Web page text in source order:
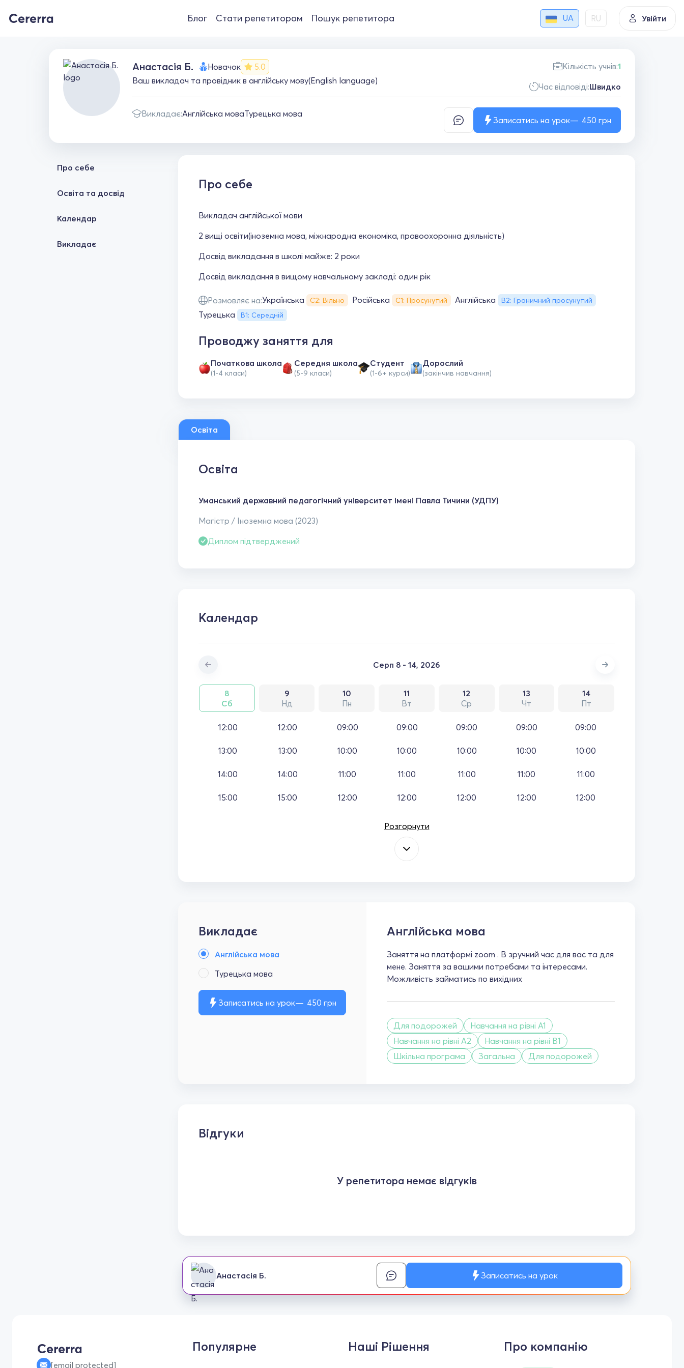
Блог Стати репетитором Пошук репетитора UA RU Увійти
Анастасія Б. Новачок
5.0
Ваш викладач та провідник в англійську мову(English language)
Викладає:Англійська моваТурецька мова
Кількість учнів:1
Час відповіді:Швидко
Записатись на урок 450 грн
Про себе
Освіта та досвід
Календар
Викладає
Про себе
Викладач англійської мови
2 вищі освіти(іноземна мова, міжнародна економіка, правоохоронна діяльність)
Досвід викладання в школі майже: 2 роки
Досвід викладання в вищому навчальному закладі: один рік
Розмовляє на:Українська С2: Вільно Російська С1: Просунутий Англійська B2: Граничний просунутий
Турецька В1: Середній
Проводжу заняття для
Початкова школа
(1-4 класи)
Середня школа
(5-9 класи)
Студент
(1-6+ курси)
Дорослий
(закінчив навчання)
Освіта
Освіта
Уманський державний педагогічний університет імені Павла Тичини (УДПУ)
Магістр / Іноземна мова (2023)
Диплом підтверджений
Календар
Серп 8 - 14, 2026
8
Сб
9
Нд
10
Пн
11
Вт
12
Ср
13
Чт
14
Пт
12:00
13:00
14:00
15:00
12:00
13:00
14:00
15:00
09:00
10:00
11:00
12:00
09:00
10:00
11:00
12:00
09:00
10:00
11:00
12:00
09:00
10:00
11:00
12:00
09:00
10:00
11:00
12:00
Розгорнути
Викладає
Англійська мова
Турецька мова
Записатись на урок 450 грн
Англійська мова
Заняття на платформі zoom . В зручний час для вас та для
мене. Заняття за вашими потребами та інтересами.
Можливість займатись по вихідних
Для подорожей
Навчання на рівні A1
Навчання на рівні A2
Навчання на рівні B1
Шкільна програма
Загальна Для подорожей
Відгуки
У репетитора немає відгуків
Анастасія Б. Записатись на урок
[email protected]
Популярне Наші Рішення Про компанію